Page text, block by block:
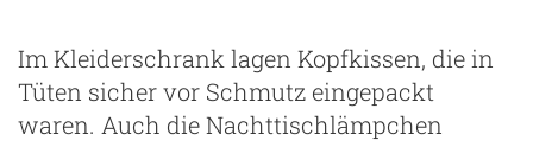
Im Kleiderschrank lagen Kopfkissen, die in
Tüten sicher vor Schmutz eingepackt
waren. Auch die Nachttischlämpchen